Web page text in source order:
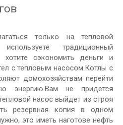
только на тепловой
традиционный
хотите сэкономить деньги и
с тепловым насосом.Котлы с
домохозяйствам перейти
энергию.Вам не придется
насос выйдет из строя
резервная копия в одном
это иметь наготове нефть